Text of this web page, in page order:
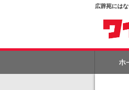
広辞苑には